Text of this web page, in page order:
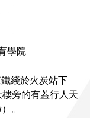
學院
綫於火炭站下
旁的有蓋行人天
。